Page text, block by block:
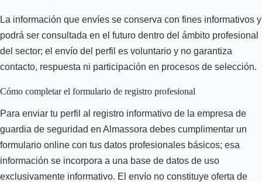
La información que envíes se conserva con fines informativos y
podrá ser consultada en el futuro dentro del ámbito profesional
del sector; el envío del perfil es voluntario y no garantiza
contacto, respuesta ni participación en procesos de selección.
Cómo completar el formulario de registro profesional
Para enviar tu perfil al registro informativo de la empresa de
guardia de seguridad en Almassora debes cumplimentar un
formulario online con tus datos profesionales básicos; esa
información se incorpora a una base de datos de uso
exclusivamente informativo. El envío no constituye oferta de